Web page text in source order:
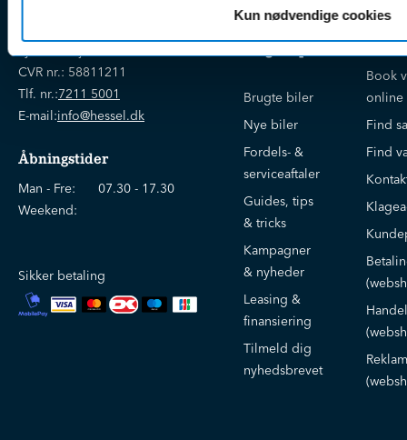
Kun nødvendige cookies
CVR nr.: 58811211
Tlf. nr.:7211 5001
E-mail:info@hessel.dk
Åbningstider
Man - Fre:
07.30 - 17.30
Weekend:
Sikker betaling
Brugte biler
Nye biler
Fordels- &
serviceaftaler
Guides, tips
& tricks
Kampagner
& nyheder
Leasing &
finansiering
Tilmeld dig
nyhedsbrevet
Book
online
Find
Find